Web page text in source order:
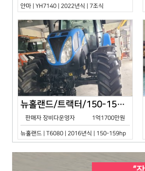
얀마 | YH7140 | 2022년식 | 7조식
뉴홀랜드/트랙터/150-159hp/T6080/2016년식
판매자 장비다운영자 1억1700만원
뉴홀랜드 | T6080 | 2016년식 | 150-159hp